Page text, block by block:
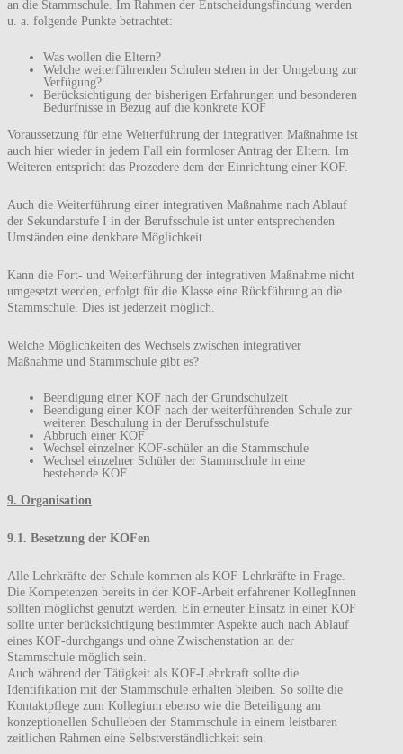
an die Stammschule. Im Rahmen der Entscheidungsfindung werden
u. a. folgende Punkte betrachtet:
Was wollen die Eltern?
Welche weiterführenden Schulen stehen in der Umgebung zur
Verfügung?
Berücksichtigung der bisherigen Erfahrungen und besonderen
Bedürfnisse in Bezug auf die konkrete KOF
Voraussetzung für eine Weiterführung der integrativen Maßnahme ist
auch hier wieder in jedem Fall ein formloser Antrag der Eltern. Im
Weiteren entspricht das Prozedere dem der Einrichtung einer KOF.
Auch die Weiterführung einer integrativen Maßnahme nach Ablauf
der Sekundarstufe I in der Berufsschule ist unter entsprechenden
Umständen eine denkbare Möglichkeit.
Kann die Fort- und Weiterführung der integrativen Maßnahme nicht
umgesetzt werden, erfolgt für die Klasse eine Rückführung an die
Stammschule. Dies ist jederzeit möglich.
Welche Möglichkeiten des Wechsels zwischen integrativer
Maßnahme und Stammschule gibt es?
Beendigung einer KOF nach der Grundschulzeit
Beendigung einer KOF nach der weiterführenden Schule zur
weiteren Beschulung in der Berufsschulstufe
Abbruch einer KOF
Wechsel einzelner KOF-schüler an die Stammschule
Wechsel einzelner Schüler der Stammschule in eine
bestehende KOF
9. Organisation
9.1. Besetzung der KOFen
Alle Lehrkräfte der Schule kommen als KOF-Lehrkräfte in Frage.
Die Kompetenzen bereits in der KOF-Arbeit erfahrener KollegInnen
sollten möglichst genutzt werden. Ein erneuter Einsatz in einer KOF
sollte unter berücksichtigung bestimmter Aspekte auch nach Ablauf
eines KOF-durchgangs und ohne Zwischenstation an der
Stammschule möglich sein.
Auch während der Tätigkeit als KOF-Lehrkraft sollte die
Identifikation mit der Stammschule erhalten bleiben. So sollte die
Kontaktpflege zum Kollegium ebenso wie die Beteiligung am
konzeptionellen Schulleben der Stammschule in einem leistbaren
zeitlichen Rahmen eine Selbstverständlichkeit sein.